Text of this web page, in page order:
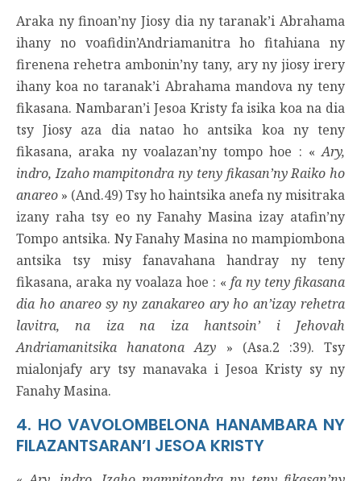
Araka ny finoan’ny Jiosy dia ny taranak’i Abrahama
ihany no voafidin’Andriamanitra ho fitahiana ny
firenena rehetra ambonin’ny tany, ary ny jiosy irery
ihany koa no taranak’i Abrahama mandova ny teny
fikasana. Nambaran’i Jesoa Kristy fa isika koa na dia
tsy Jiosy aza dia natao ho antsika koa ny teny
fikasana, araka ny voalazan’ny tompo hoe : «Ary,
indro, Izaho mampitondra ny teny fikasan’ny Raiko ho
anareo » (And.49) Tsy ho haintsika anefa ny misitraka
izany raha tsy eo ny Fanahy Masina izay atafin’ny
Tompo antsika. Ny Fanahy Masina no mampiombona
antsika tsy misy fanavahana handray ny teny
fikasana, araka ny voalaza hoe : « fa ny teny fikasana
dia ho anareo sy ny zanakareo ary ho an’izay rehetra
lavitra, na iza na iza hantsoin’ i Jehovah
Andriamanitsika hanatona Azy » (Asa.2 :39). Tsy
mialonjafy ary tsy manavaka i Jesoa Kristy sy ny
Fanahy Masina.
4. HO VAVOLOMBELONA HANAMBARA NY
FILAZANTSARAN’I JESOA KRISTY